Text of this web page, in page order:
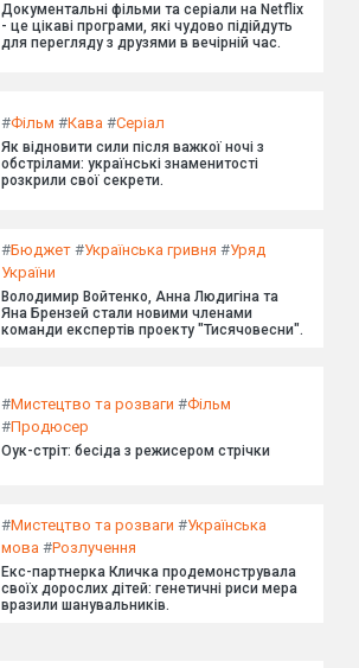
Документальні фільми та серіали на Netflix
- це цікаві програми, які чудово підійдуть
для перегляду з друзями в вечірній час.
#Фільм #Кава #Серіал
Як відновити сили після важкої ночі з
обстрілами: українські знаменитості
розкрили свої секрети.
#Бюджет #Українська гривня #Уряд
України
Володимир Войтенко, Анна Людигіна та
Яна Брензей стали новими членами
команди експертів проекту "Тисячовесни".
#Мистецтво та розваги #Фільм
#Продюсер
Оук-стріт: бесіда з режисером стрічки
#Мистецтво та розваги #Українська
мова #Розлучення
Екс-партнерка Кличка продемонструвала
своїх дорослих дітей: генетичні риси мера
вразили шанувальників.